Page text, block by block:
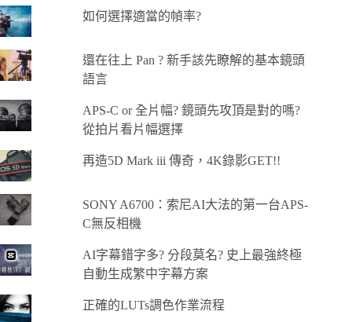
如何選擇適當的幀率?
還在往上 Pan ? 新手該先瞭解的基本鏡頭
語言
APS-C or 全片幅? 鏡頭先攻頂是對的嗎?
從拍片看片幅選擇
再造5D Mark iii 傳奇，4K錄影GET!!
SONY A6700：索尼AI大法的第一台APS-
C無反相機
AI字幕錯字多? 分段莫名? 史上最強終極
自動生成繁中字幕方案
正確的LUTs調色作業流程